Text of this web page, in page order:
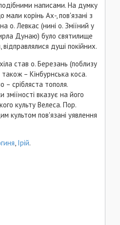
написами. На думку
мали корінь Ах-, пов'язані з
о. Левкас (нині о. Зміїний у
Дунаю) було святилище
відправлялися душі покійних.
став о. Березань (поблизу
– Кінбурнська коса.
– срібляста тополя.
зміїності вказує на його
культу Велеса. Пор.
культом пов'язані уявлення
, Ірій.